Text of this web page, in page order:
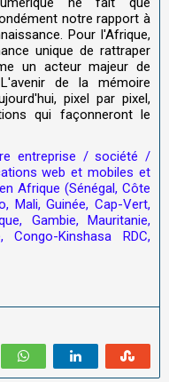
notre rapport à
Pour l'Afrique,
unique de rattraper
un acteur majeur de
de la mémoire
pixel par pixel,
qui façonneront le
entreprise / société /
web et mobiles et
Afrique (Sénégal, Côte
Mali, Guinée, Cap-Vert,
Gambie, Mauritanie,
Congo-Kinshasa RDC,